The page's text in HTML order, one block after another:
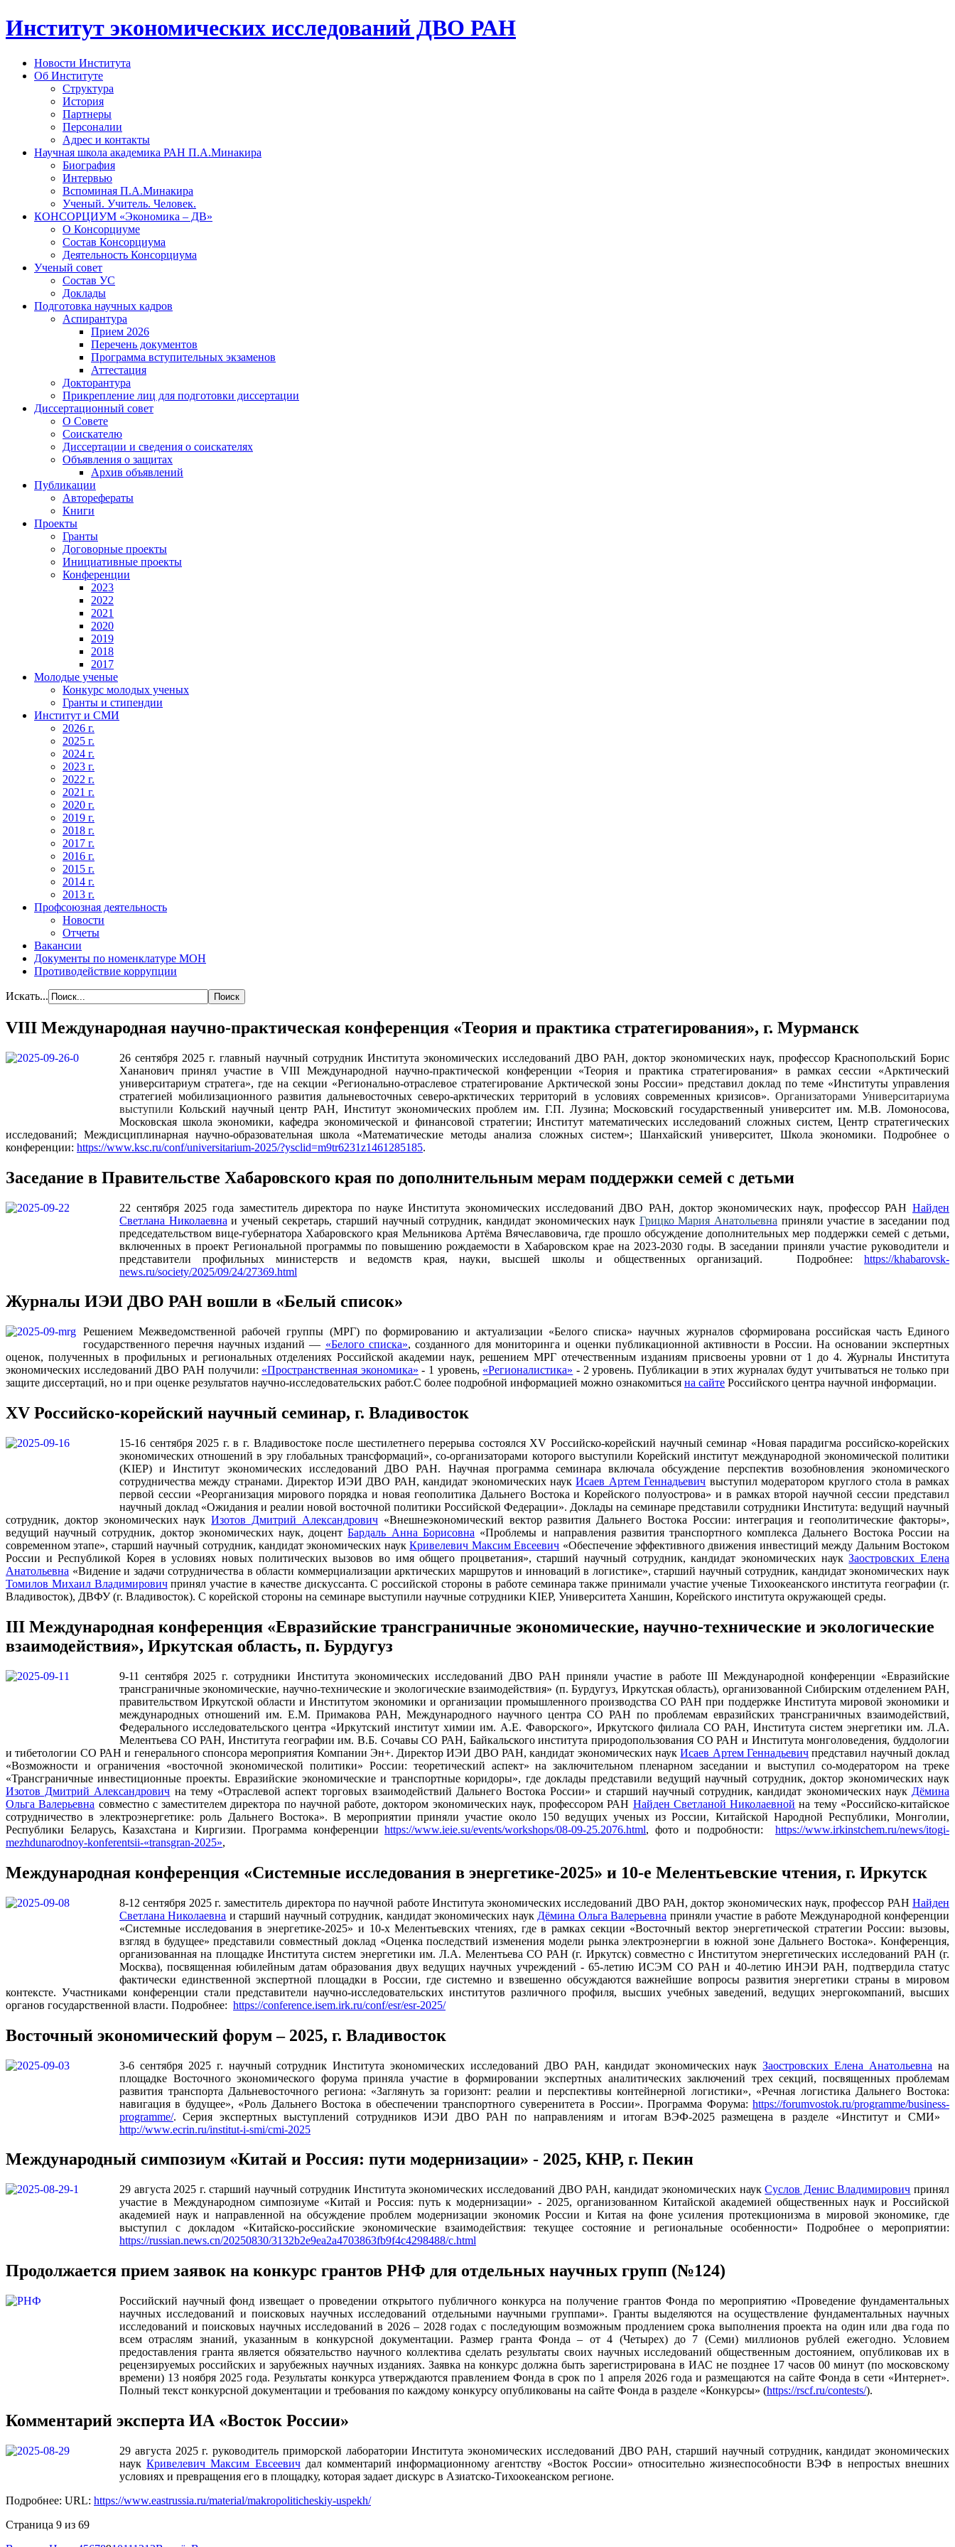
Институт экономических исследований ДВО РАН
Новости Института
Об Институте
Структура
История
Партнеры
Персоналии
Адрес и контакты
Научная школа академика РАН П.А.Минакира
Биография
Интервью
Вспоминая П.А.Минакира
Ученый. Учитель. Человек.
КОНСОРЦИУМ «Экономика – ДВ»
О Консорциуме
Состав Консорциума
Деятельность Консорциума
Ученый совет
Состав УС
Доклады
Подготовка научных кадров
Аспирантура
Прием 2026
Перечень документов
Программа вступительных экзаменов
Аттестация
Докторантура
Прикрепление лиц для подготовки диссертации
Диссертационный совет
О Совете
Соискателю
Диссертации и сведения о соискателях
Объявления о защитах
Архив объявлений
Публикации
Авторефераты
Книги
Проекты
Гранты
Договорные проекты
Инициативные проекты
Конференции
2023
2022
2021
2020
2019
2018
2017
Молодые ученые
Конкурс молодых ученых
Гранты и стипендии
Институт и СМИ
2026 г.
2025 г.
2024 г.
2023 г.
2022 г.
2021 г.
2020 г.
2019 г.
2018 г.
2017 г.
2016 г.
2015 г.
2014 г.
2013 г.
Профсоюзная деятельность
Новости
Отчеты
Вакансии
Документы по номенклатуре МОН
Противодействие коррупции
Искать...
VIII Международная научно-практическая конференция «Теория и практика стратегирования», г. Мурманск
26 сентября 2025 г. главный научный сотрудник Института экономических исследований ДВО РАН, доктор экономических наук, профессор Краснопольский Борис
Хананович принял участие в VIII Международной научно-практической конференции «Теория и практика стратегирования» в рамках сессии «Арктический
университариум стратега», где на секции «Регионально-отраслевое стратегирование Арктической зоны России» представил доклад по теме «Институты управления
стратегией мобилизационного развития дальневосточных северо-арктических территорий в условиях современных кризисов». Организаторами Университариума
выступили Кольский научный центр РАН, Институт экономических проблем им. Г.П. Лузина; Московский государственный университет им. М.В. Ломоносова,
Московская школа экономики, кафедра экономической и финансовой стратегии; Институт математических исследований сложных систем, Центр стратегических
исследований; Междисциплинарная научно-образовательная школа «Математические методы анализа сложных систем»; Шанхайский университет, Школа экономики. Подробнее о
конференции: https://www.ksc.ru/conf/universitarium-2025/?ysclid=m9tr6231z1461285185.
Заседание в Правительстве Хабаровского края по дополнительным мерам поддержки семей с детьми
22 сентября 2025 года заместитель директора по науке Института экономических исследований ДВО РАН, доктор экономических наук, профессор РАН Найден
Светлана Николаевна и ученый секретарь, старший научный сотрудник, кандидат экономических наук Грицко Мария Анатольевна приняли участие в заседании под
председательством вице-губернатора Хабаровского края Мельникова Артёма Вячеславовича, где прошло обсуждение дополнительных мер поддержки семей с детьми,
включенных в проект Региональной программы по повышению рождаемости в Хабаровском крае на 2023-2030 годы. В заседании приняли участие руководители и
представители профильных министерств и ведомств края, науки, высшей школы и общественных организаций. Подробнее: https://khabarovsk-
news.ru/society/2025/09/24/27369.html
Журналы ИЭИ ДВО РАН вошли в «Белый список»
Решением Межведомственной рабочей группы (МРГ) по формированию и актуализации «Белого списка» научных журналов сформирована российская часть Единого
государственного перечня научных изданий — «Белого списка», созданного для мониторинга и оценки публикационной активности в России. На основании экспертных
оценок, полученных в профильных и региональных отделениях Российской академии наук, решением МРГ отечественным изданиям присвоены уровни от 1 до 4. Журналы Института
экономических исследований ДВО РАН получили: «Пространственная экономика» - 1 уровень, «Регионалистика» - 2 уровень. Публикации в этих журналах будут учитываться не только при
защите диссертаций, но и при оценке результатов научно-исследовательских работ.С более подробной информацией можно ознакомиться на сайте Российского центра научной информации.
XV Российско-корейский научный семинар, г. Владивосток
15-16 сентября 2025 г. в г. Владивостоке после шестилетнего перерыва состоялся XV Российско-корейский научный семинар «Новая парадигма российско-корейских
экономических отношений в эру глобальных трансформаций», со-организаторами которого выступили Корейский институт международной экономической политики
(KIEP) и Институт экономических исследований ДВО РАН. Научная программа семинара включала обсуждение перспектив возобновления экономического
сотрудничества между странами. Директор ИЭИ ДВО РАН, кандидат экономических наукИсаев Артем Геннадьевич выступил модератором круглого стола в рамках
первой сессии «Реорганизация мирового порядка и новая геополитика Дальнего Востока и Корейского полуострова» и в рамках второй научной сессии представил
научный доклад «Ожидания и реалии новой восточной политики Российской Федерации». Доклады на семинаре представили сотрудники Института: ведущий научный
сотрудник, доктор экономических наукИзотов Дмитрий Александрович«Внешнеэкономический вектор развития Дальнего Востока России: интеграция и геополитические факторы»,
ведущий научный сотрудник, доктор экономических наук, доцентБардаль Анна Борисовна «Проблемы и направления развития транспортного комплекса Дальнего Востока России на
современном этапе», старший научный сотрудник, кандидат экономических наукКривелевич Максим Евсеевич «Обеспечение эффективного движения инвестиций между Дальним Востоком
России и Республикой Корея в условиях новых политических вызовов во имя общего процветания», старший научный сотрудник, кандидат экономических наукЗаостровских Елена
Анатольевна «Видение и задачи сотрудничества в области коммерциализации арктических маршрутов и инноваций в логистике», старший научный сотрудник, кандидат экономических наук
Томилов Михаил Владимировичпринял участие в качестве дискуссанта. С российской стороны в работе семинара также принимали участие ученые Тихоокеанского института географии (г.
Владивосток), ДВФУ (г. Владивосток). С корейской стороны на семинаре выступили научные сотрудники KIEP, Университета Ханшин, Корейского института окружающей среды.
III Международная конференция «Евразийские трансграничные экономические, научно-технические и экологические
взаимодействия», Иркутская область, п. Бурдугуз
9-11 сентября 2025 г. сотрудники Института экономических исследований ДВО РАН приняли участие в работе III Международной конференции «Евразийские
трансграничные экономические, научно-технические и экологические взаимодействия» (п. Бурдугуз, Иркутская область), организованной Сибирским отделением РАН,
правительством Иркутской области и Институтом экономики и организации промышленного производства СО РАН при поддержке Института мировой экономики и
международных отношений им. Е.М. Примакова РАН, Международного научного центра СО РАН по проблемам евразийских трансграничных взаимодействий,
Федерального исследовательского центра «Иркутский институт химии им. А.Е. Фаворского», Иркутского филиала СО РАН, Института систем энергетики им. Л.А.
Мелентьева СО РАН, Института географии им. В.Б. Сочавы СО РАН, Байкальского института природопользования СО РАН и Института монголоведения, буддологии
и тибетологии СО РАН и генерального спонсора мероприятия Компании Эн+. Директор ИЭИ ДВО РАН, кандидат экономических наукИсаев Артем Геннадьевич представил научный доклад
«Возможности и ограничения «восточной экономической политики» России: теоретический аспект» на заключительном пленарном заседании и выступил со-модератором на треке
«Трансграничные инвестиционные проекты. Евразийские экономические и транспортные коридоры», где доклады представили ведущий научный сотрудник, доктор экономических наук
Изотов Дмитрий Александрович на тему «Отраслевой аспект торговых взаимодействий Дальнего Востока России» и старший научный сотрудник, кандидат экономических наук Дёмина
Ольга Валерьевна совместно с заместителем директора по научной работе, доктором экономических наук, профессором РАН Найден Светланой Николаевной на тему «Российско-китайское
сотрудничество в электроэнергетике: роль Дальнего Востока». В мероприятии приняли участие около 150 ведущих ученых из России, Китайской Народной Республики, Монголии,
Республики Беларусь, Казахстана и Киргизии. Программа конференцииhttps://www.ieie.su/events/workshops/08-09-25.2076.html, фото и подробности:https://www.irkinstchem.ru/news/itogi-
mezhdunarodnoy-konferentsii-«transgran-2025»,
Международная конференция «Системные исследования в энергетике-2025» и 10-е Мелентьевские чтения, г. Иркутск
8-12 сентября 2025 г. заместитель директора по научной работе Института экономических исследований ДВО РАН, доктор экономических наук, профессор РАН Найден
Светлана Николаевна и старший научный сотрудник, кандидат экономических наук Дёмина Ольга Валерьевна приняли участие в работе Международной конференции
«Системные исследования в энергетике-2025» и 10-х Мелентьевских чтениях, где в рамках секции «Восточный вектор энергетической стратегии России: вызовы,
взгляд в будущее» представили совместный доклад «Оценка последствий изменения модели рынка электроэнергии в южной зоне Дальнего Востока». Конференция,
организованная на площадке Института систем энергетики им. Л.А. Мелентьева СО РАН (г. Иркутск) совместно с Институтом энергетических исследований РАН (г.
Москва), посвященная юбилейным датам образования двух ведущих научных учреждений - 65-летию ИСЭМ СО РАН и 40-летию ИНЭИ РАН, подтвердила статус
фактически единственной экспертной площадки в России, где системно и взвешенно обсуждаются важнейшие вопросы развития энергетики страны в мировом
контексте. Участниками конференции стали представители научно-исследовательских институтов различного профиля, высших учебных заведений, ведущих энергокомпаний, высших
органов государственной власти. Подробнее: https://conference.isem.irk.ru/conf/esr/esr-2025/
Восточный экономический форум – 2025, г. Владивосток
3-6 сентября 2025 г. научный сотрудник Института экономических исследований ДВО РАН, кандидат экономических наукЗаостровских Елена Анатольевна на
площадке Восточного экономического форума приняла участие в формировании экспертных аналитических заключений трех секций, посвященных проблемам
развития транспорта Дальневосточного региона: «Заглянуть за горизонт: реалии и перспективы контейнерной логистики», «Речная логистика Дальнего Востока:
навигация в будущее», «Роль Дальнего Востока в обеспечении транспортного суверенитета в России». Программа Форума: https://forumvostok.ru/programme/business-
programme/. Серия экспертных выступлений сотрудников ИЭИ ДВО РАН по направлениям и итогам ВЭФ-2025 размещена в разделе «Институт и СМИ»
http://www.ecrin.ru/institut-i-smi/cmi-2025
Международный симпозиум «Китай и Россия: пути модернизации» - 2025, КНР, г. Пекин
29 августа 2025 г. старший научный сотрудник Института экономических исследований ДВО РАН, кандидат экономических наукСуслов Денис Владимирович принял
участие в Международном симпозиуме «Китай и Россия: путь к модернизации» - 2025, организованном Китайской академией общественных наук и Российской
академией наук и направленной на обсуждение проблем модернизации экономик России и Китая на фоне усиления протекционизма в мировой экономике, где
выступил с докладом «Китайско-российские экономические взаимодействия: текущее состояние и региональные особенности» Подробнее о мероприятии:
https://russian.news.cn/20250830/3132b2e9ea2a4703863fb9f4c4298488/c.html
Продолжается прием заявок на конкурс грантов РНФ для отдельных научных групп (№124)
Российский научный фонд извещает о проведении открытого публичного конкурса на получение грантов Фонда по мероприятию «Проведение фундаментальных
научных исследований и поисковых научных исследований отдельными научными группами». Гранты выделяются на осуществление фундаментальных научных
исследований и поисковых научных исследований в 2026 – 2028 годах с последующим возможным продлением срока выполнения проекта на один или два года по
всем отраслям знаний, указанным в конкурсной документации. Размер гранта Фонда – от 4 (Четырех) до 7 (Семи) миллионов рублей ежегодно. Условием
предоставления гранта является обязательство научного коллектива сделать результаты своих научных исследований общественным достоянием, опубликовав их в
рецензируемых российских и зарубежных научных изданиях. Заявка на конкурс должна быть зарегистрирована в ИАС не позднее 17 часов 00 минут (по московскому
времени) 13 ноября 2025 года. Результаты конкурса утверждаются правлением Фонда в срок по 1 апреля 2026 года и размещаются на сайте Фонда в сети «Интернет».
Полный текст конкурсной документации и требования по каждому конкурсу опубликованы на сайте Фонда в разделе «Конкурсы» (https://rscf.ru/contests/).
Комментарий эксперта ИА «Восток России»
29 августа 2025 г. руководитель приморской лаборатории Института экономических исследований ДВО РАН, старший научный сотрудник, кандидат экономических
наукКривелевич Максим Евсеевичдал комментарий информационному агентству «Восток России» относительно жизнеспособности ВЭФ в непростых внешних
условиях и превращения его в площадку, которая задает дискурс в Азиатско-Тихоокеанском регионе.
Подробнее: URL: https://www.eastrussia.ru/material/makropoliticheskiy-uspekh/
Страница 9 из 69